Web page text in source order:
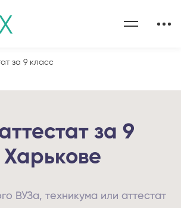
за 9 класс
за 9
Харькове
ВУЗа, техникума или аттестат